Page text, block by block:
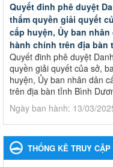
Quyết đinh phê duyệt
thẩm quyền giải quyết
cấp huyện, Ủy ban
hành chính trên địa bàn
Quyết đinh phê duyệt
quyền giải quyết của sở,
huyện, Ủy ban nhân dân
trên địa bàn tỉnh Bình
Ngày ban hành: 13/03/
Giáo dục và Đào tạo
Kế hoạch Phổ biến, giáo
THỐNG KÊ TRUY CẬP